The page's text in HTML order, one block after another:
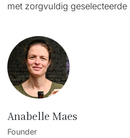
met zorgvuldig
Anabelle Maes
Founder